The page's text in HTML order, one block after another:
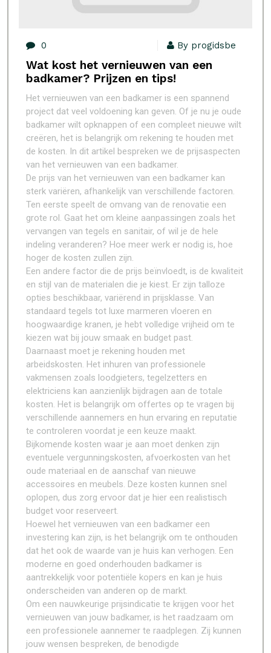
0 By progidsbe
Wat kost het vernieuwen van een
badkamer? Prijzen en tips!
Het vernieuwen van een badkamer is een spannend
project dat veel voldoening kan geven. Of je nu je oude
badkamer wilt opknappen of een compleet nieuwe wilt
creëren, het is belangrijk om rekening te houden met
de kosten. In dit artikel bespreken we de prijsaspecten
van het vernieuwen van een badkamer.
De prijs van het vernieuwen van een badkamer kan
sterk variëren, afhankelijk van verschillende factoren.
Ten eerste speelt de omvang van de renovatie een
grote rol. Gaat het om kleine aanpassingen zoals het
vervangen van tegels en sanitair, of wil je de hele
indeling veranderen? Hoe meer werk er nodig is, hoe
hoger de kosten zullen zijn.
Een andere factor die de prijs beïnvloedt, is de kwaliteit
en stijl van de materialen die je kiest. Er zijn talloze
opties beschikbaar, variërend in prijsklasse. Van
standaard tegels tot luxe marmeren vloeren en
hoogwaardige kranen, je hebt volledige vrijheid om te
kiezen wat bij jouw smaak en budget past.
Daarnaast moet je rekening houden met
arbeidskosten. Het inhuren van professionele
vakmensen zoals loodgieters, tegelzetters en
elektriciens kan aanzienlijk bijdragen aan de totale
kosten. Het is belangrijk om offertes op te vragen bij
verschillende aannemers en hun ervaring en reputatie
te controleren voordat je een keuze maakt.
Bijkomende kosten waar je aan moet denken zijn
eventuele vergunningskosten, afvoerkosten van het
oude materiaal en de aanschaf van nieuwe
accessoires en meubels. Deze kosten kunnen snel
oplopen, dus zorg ervoor dat je hier een realistisch
budget voor reserveert.
Hoewel het vernieuwen van een badkamer een
investering kan zijn, is het belangrijk om te onthouden
dat het ook de waarde van je huis kan verhogen. Een
moderne en goed onderhouden badkamer is
aantrekkelijk voor potentiële kopers en kan je huis
onderscheiden van anderen op de markt.
Om een nauwkeurige prijsindicatie te krijgen voor het
vernieuwen van jouw badkamer, is het raadzaam om
een professionele aannemer te raadplegen. Zij kunnen
jouw wensen bespreken, de benodigde